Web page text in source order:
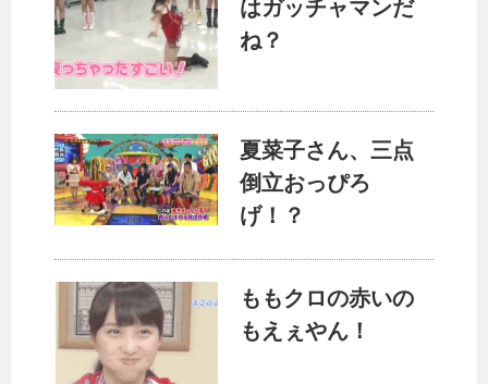
はガッチャマンだ
ね？
夏菜子さん、三点
倒立おっぴろ
げ！？
ももクロの赤いの
もえぇやん！